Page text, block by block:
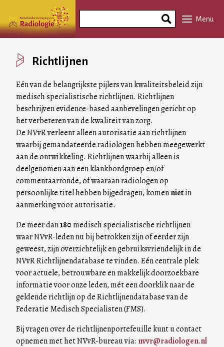
naar
inhoud
Phrase
Menu
Richtlijnen
Eén van de belangrijkste pijlers van kwaliteitsbeleid zijn
medisch specialistische richtlijnen. Richtlijnen
beschrijven evidence-based aanbevelingen gericht op
het verbeteren van de kwaliteit van zorg.
De NVvR verleent alleen autorisatie aan richtlijnen
waarbij gemandateerde radiologen hebben meegewerkt
aan de ontwikkeling. Richtlijnen waarbij alleen is
deelgenomen aan een klankbordgroep en/of
commentaarronde, of waaraan radiologen op
persoonlijke titel hebben bijgedragen, komennietin
aanmerking voor autorisatie.
De meer dan180medisch specialistische richtlijnen
waar NVvR-leden nu bij betrokken zijn of eerder zijn
geweest, zijn overzichtelijk en gebruiksvriendelijk in de
NVvR Richtlijnendatabase te vinden. Eén centrale plek
voor actuele, betrouwbare en makkelijk doorzoekbare
informatie voor onze leden, mét een doorklik naar de
geldende richtlijn op de Richtlijnendatabase van de
Federatie Medisch Specialisten (FMS).
Bij vragen over de richtlijnenportefeuille kunt u contact
opnemen met het NVvR-bureau via: nvvr@radiologen.nl